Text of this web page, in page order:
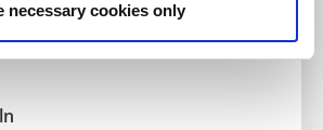
necessary cookies only